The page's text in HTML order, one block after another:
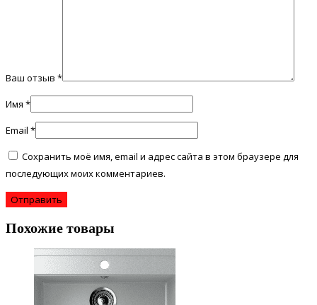
Ваш отзыв *
Имя *
Email *
Сохранить моё имя, email и адрес сайта в этом браузере для
последующих моих комментариев.
Похожие товары